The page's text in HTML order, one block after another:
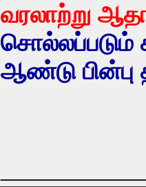
வரலாற்று
சொல்லப்படும்
ஆண்டு